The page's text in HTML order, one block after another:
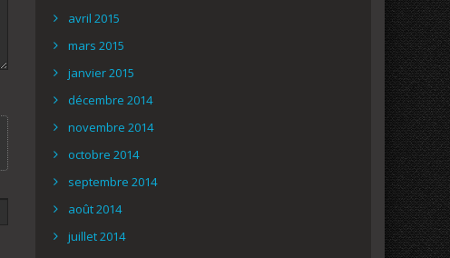
avril 2015
mars 2015
janvier 2015
décembre 2014
novembre 2014
octobre 2014
septembre 2014
août 2014
juillet 2014